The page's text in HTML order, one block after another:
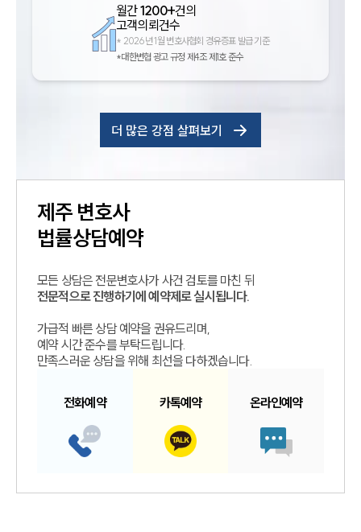
월간1200+건의
고객의뢰건수
* 2026년 1월 변호사협회 경유증표 발급 기준
*대한변협 광고 규정 제4조 제1호 준수
더 많은 강점 살펴보기
제주 변호사
법률상담예약
모든 상담은 전문변호사가 사건 검토를 마친 뒤
전문적으로 진행하기에 예약제로 실시됩니다.
가급적 빠른 상담 예약을 권유드리며,
예약 시간 준수를 부탁드립니다.
만족스러운 상담을 위해 최선을 다하겠습니다.
전화예약 카톡예약 온라인예약